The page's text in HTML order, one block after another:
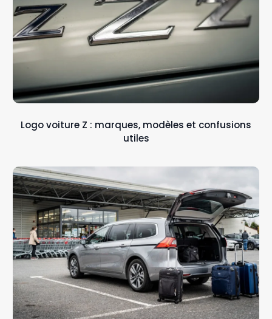
Logo voiture Z : marques, modèles et confusions
utiles